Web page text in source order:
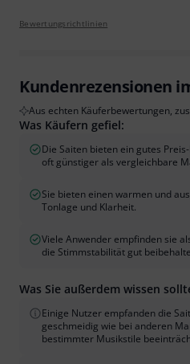
Bewertungsrichtlinien
Kundenrezensionen
Aus echten Käuferbewertungen,
Was Käufern gefiel:
Die Saiten bieten ein gutes
oft günstiger als vergleichbare
Sie bieten einen warmen und
Tonlage und Klarheit.
Viele Anwender empfinden sie
die Stimmstabilität gut
Was Sie außerdem wissen
Einige Nutzer empfanden die
geschmeidig wie bei anderen
bestimmter Musikstile